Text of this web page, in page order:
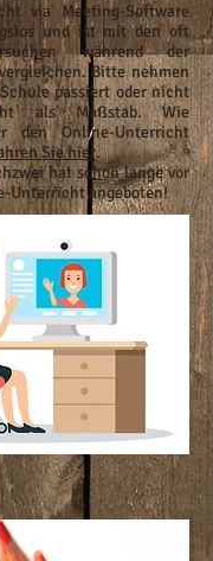
via Meeting-Software
und ist mit den oft
während der
Bitte nehmen
passiert oder nicht
als Maßstab. Wie
den Online-Unterricht
Sie hier.
hat schon lange vor
Unterricht angeboten!